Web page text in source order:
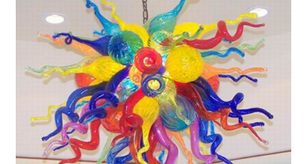
Одежда
Публикации